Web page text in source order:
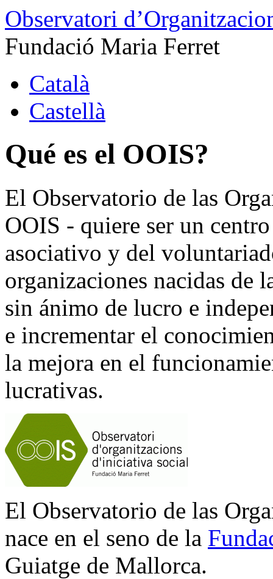
Observatori
Fundació Maria Ferret
Català
Castellà
Qué es el OOIS?
El Observatorio de las
OOIS - quiere ser un
asociativo y del
organizaciones nacidas
sin ánimo de lucro e
e incrementar el
la mejora en el
lucrativas.
El Observatorio de las
nace en el seno de la
Guiatge de Mallorca.